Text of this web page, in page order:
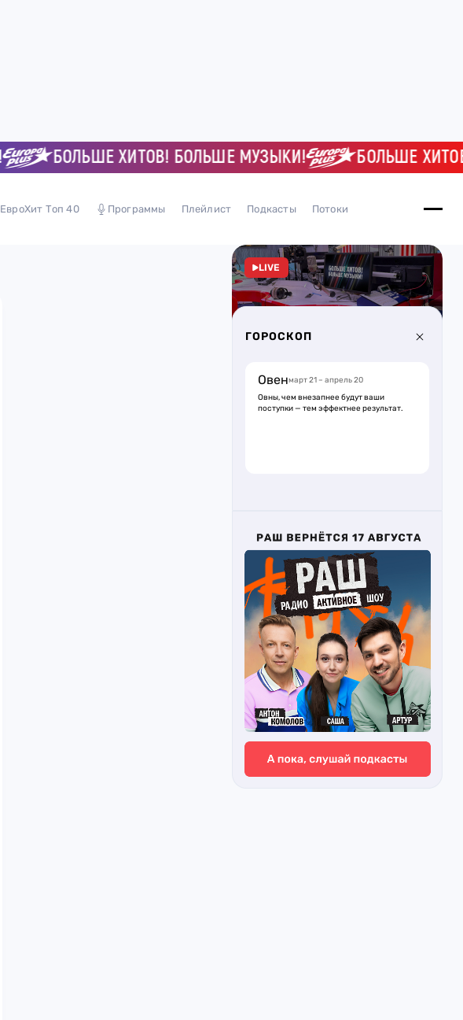
БОЛЬШЕ ХИТОВ! БОЛЬШЕ МУЗЫКИ! БОЛЬШЕ ХИТОВ!
ЕвроХит Топ 40 Программы Плейлист Подкасты Потоки
LIVE
ГОРОСКОП
Овенмарт 21 – апрель 20
Овны, чем внезапнее будут ваши
поступки — тем эффектнее результат.